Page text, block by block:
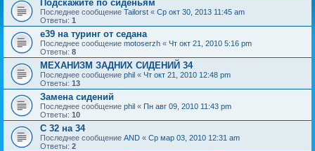
Подскажите по сиденьям
Последнее сообщение Tailorst « Ср окт 30, 2013 11:45 am
Ответы: 1
е39 на туринг от седана
Последнее сообщение motoserzh « Чт окт 21, 2010 5:16 pm
Ответы: 8
МЕХАНИЗМ ЗАДНИХ СИДЕНИЙ 34
Последнее сообщение phil « Чт окт 21, 2010 12:48 pm
Ответы: 13
Замена сидений
Последнее сообщение phil « Пн авг 09, 2010 11:43 pm
Ответы: 10
C 32 на 34
Последнее сообщение AND « Ср мар 03, 2010 12:31 am
Ответы: 2